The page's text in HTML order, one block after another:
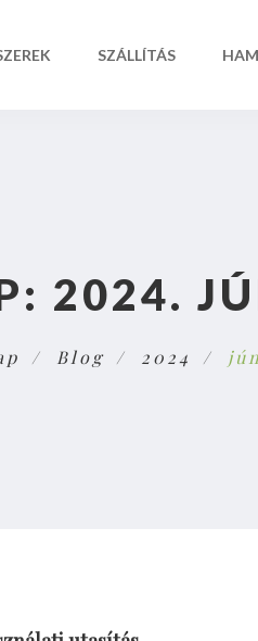
SZÁLLÍTÁS
2024.
Blog 2024